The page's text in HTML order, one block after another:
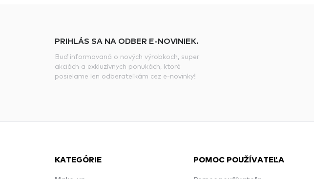
PRIHLÁS SA NA ODBER E-NOVINIEK.
Buď informovaná o nových výrobkoch, super
akciách a exkluzívnych ponukách, ktoré
posielame len odberateľkám cez e-novinky!
KATEGÓRIE POMOC POUŽÍVATEĽA